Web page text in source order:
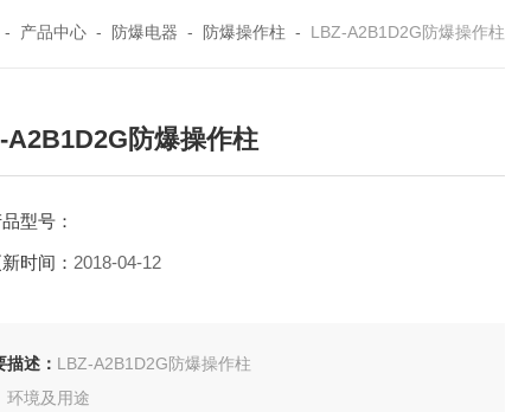
产品中心 - 防爆电器 - 防爆操作柱 - LBZ-A2B1D2G防爆操作柱
A2B1D2G防爆操作柱
型号：
时间： 2018-04-12
描述： LBZ-A2B1D2G防爆操作柱
环境及用途